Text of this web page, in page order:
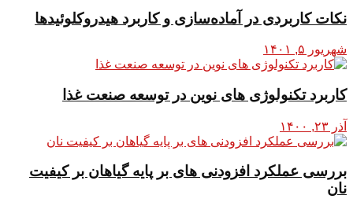
نکات کاربردی در آماده‌سازی و کاربرد هیدروکلوئیدها
شهریور ۵, ۱۴۰۱
کاربرد تکنولوژی های نوین در توسعه صنعت غذا
آذر ۲۳, ۱۴۰۰
بررسی عملکرد افزودنی های بر پایه گیاهان بر کیفیت
نان